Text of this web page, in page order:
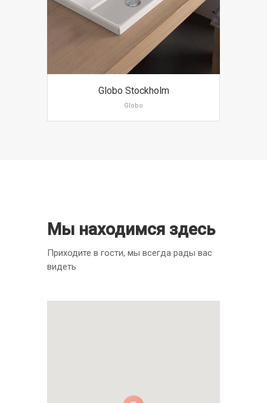
Globo Stockholm
Globo
Мы находимся здесь
Приходите в гости, мы всегда рады вас
видеть